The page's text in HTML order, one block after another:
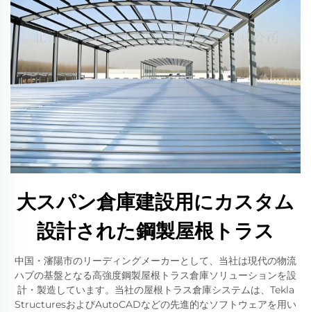
大スパン倉庫建設用にカスタム
設計された鋼製屋根トラス
中国・瀋陽市のリーディングメーカーとして、当社は現代の物流
ハブの基盤となる高強度鋼製屋根トラス倉庫ソリューションを設
計・製造しています。当社の屋根トラス倉庫システムは、Tekla
StructuresおよびAutoCADなどの先進的なソフトウェアを用い